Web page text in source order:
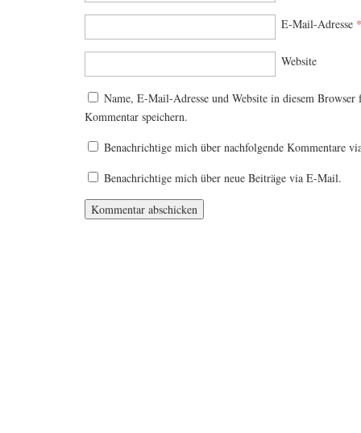
E-Mail-Adresse *
Website
Name, E-Mail-Adresse und Website in diesem Browser
Kommentar speichern.
Benachrichtige mich über nachfolgende Kommentare
Benachrichtige mich über neue Beiträge via E-Mail.